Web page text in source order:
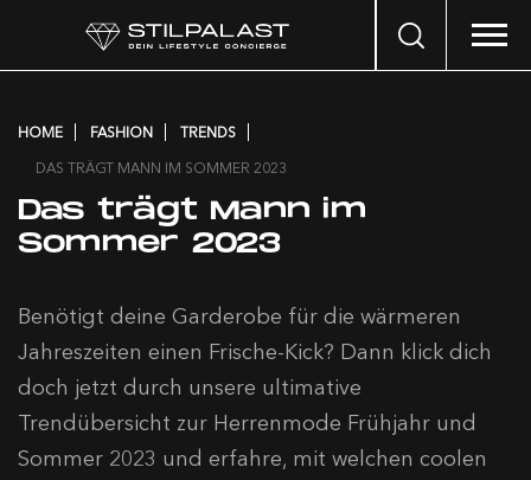
Search
HOME FASHION
TRENDS
DAS TRÄGT MANN IM SOMMER 2023
Das trägt Mann im
Sommer 2023
Benötigt deine Garderobe für die wärmeren
Jahreszeiten einen Frische-Kick? Dann klick dich
doch jetzt durch unsere ultimative
Trendübersicht zur Herrenmode Frühjahr und
Sommer 2023 und erfahre, mit welchen coolen